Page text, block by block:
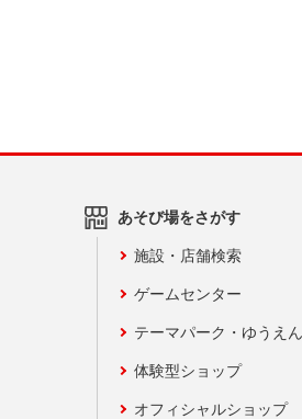
あそび場をさがす
施設・店舗検索
ゲームセンター
テーマパーク・ゆうえ
体験型ショップ
オフィシャルショップ